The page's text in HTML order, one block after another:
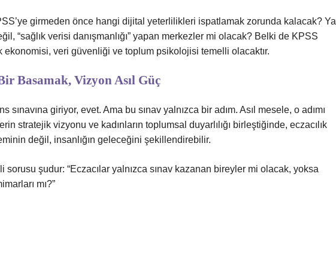
girmeden önce hangi dijital yeterlilikleri ispatlamak zorunda kalacak? Ya
“sağlık verisi danışmanlığı” yapan merkezler mi olacak? Belki de KPSS
ekonomisi, veri güvenliği ve toplum psikolojisi temelli olacaktır.
Basamak, Vizyon Asıl Güç
sınavına giriyor, evet. Ama bu sınav yalnızca bir adım. Asıl mesele, o adımı
stratejik vizyonu ve kadınların toplumsal duyarlılığı birleştiğinde, eczacılık
değil, insanlığın geleceğini şekillendirebilir.
şudur: “Eczacılar yalnızca sınav kazanan bireyler mi olacak, yoksa
mı?”